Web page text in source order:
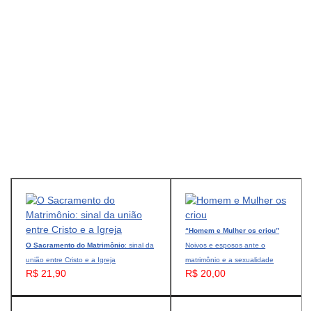
O Sacramento do Matrimônio: sinal da
união entre Cristo e a Igreja
R$ 21,90
“Homem e Mulher os criou”
Noivos e esposos ante o
matrimônio e a sexualidade
R$ 20,00